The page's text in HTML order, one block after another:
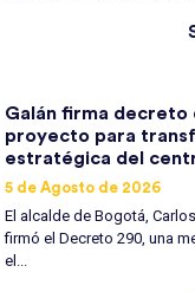
Galán firma decreto
proyecto para
estratégica del
5 de Agosto de 2026
El alcalde de Bogotá,
firmó el Decreto 290, una
el...